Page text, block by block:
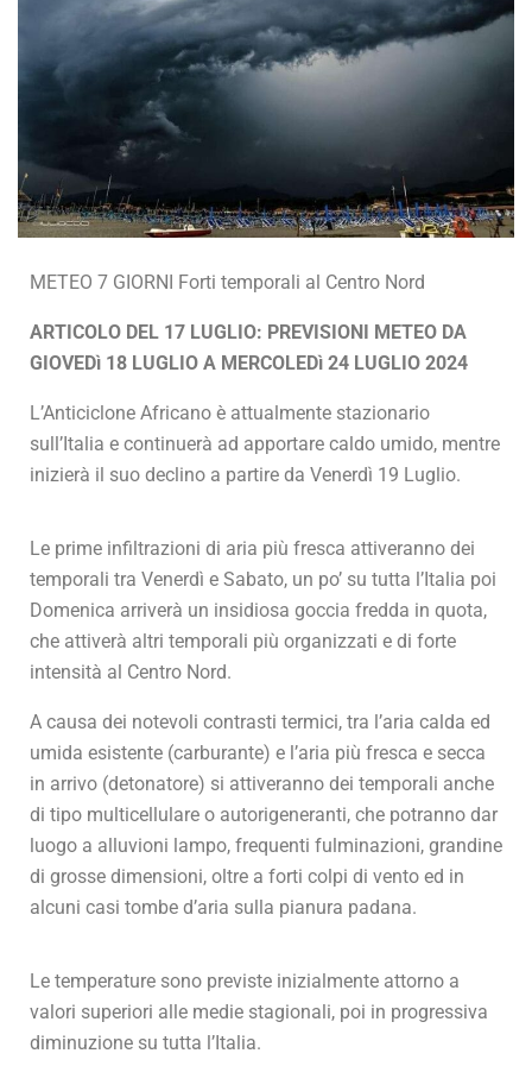
METEO 7 GIORNI Forti temporali al Centro Nord
ARTICOLO DEL 17 LUGLIO: PREVISIONI METEO DA
GIOVEDì 18 LUGLIO A MERCOLEDì 24 LUGLIO 2024
L’Anticiclone Africano è attualmente stazionario
sull’Italia e continuerà ad apportare caldo umido, mentre
inizierà il suo declino a partire da Venerdì 19 Luglio.
Le prime infiltrazioni di aria più fresca attiveranno dei
temporali tra Venerdì e Sabato, un po’ su tutta l’Italia poi
Domenica arriverà un insidiosa goccia fredda in quota,
che attiverà altri temporali più organizzati e di forte
intensità al Centro Nord.
A causa dei notevoli contrasti termici, tra l’aria calda ed
umida esistente (carburante) e l’aria più fresca e secca
in arrivo (detonatore) si attiveranno dei temporali anche
di tipo multicellulare o autorigeneranti, che potranno dar
luogo a alluvioni lampo, frequenti fulminazioni, grandine
di grosse dimensioni, oltre a forti colpi di vento ed in
alcuni casi tombe d’aria sulla pianura padana.
Le temperature sono previste inizialmente attorno a
valori superiori alle medie stagionali, poi in progressiva
diminuzione su tutta l’Italia.